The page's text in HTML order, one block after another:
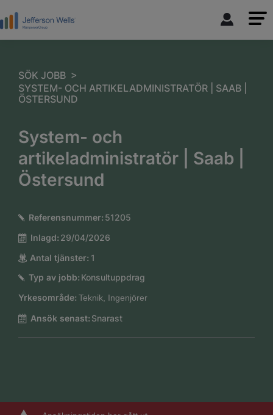
SÖK JOBB >
SYSTEM- OCH ARTIKELADMINISTRATÖR | SAAB |
ÖSTERSUND
System- och
artikeladministratör | Saab |
Östersund
Referensnummer: 51205
Inlagd: 29/04/2026
Antal tjänster: 1
Typ av jobb: Konsultuppdrag
Yrkesområde: Teknik, Ingenjörer
Ansök senast: Snarast